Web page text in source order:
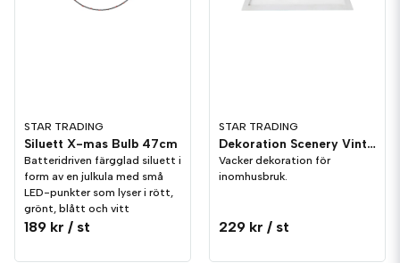
STAR TRADING
Siluett X-mas Bulb 47cm
Batteridriven färgglad siluett i
form av en julkula med små
LED-punkter som lyser i rött,
grönt, blått och vitt
189 kr / st
STAR TRADING
Dekoration Scenery Vinterlandskap
Vacker dekoration för
inomhusbruk.
229 kr / st